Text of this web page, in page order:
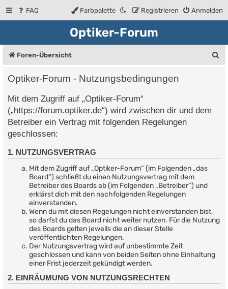
FAQ Anmelden
Registrieren
Farbpalette
Optiker-Forum
Foren-Übersicht
Optiker-Forum - Nutzungsbedingungen
Mit dem Zugriff auf „Optiker-Forum“
(„https://forum.optiker.de“) wird zwischen dir und dem
Betreiber ein Vertrag mit folgenden Regelungen
geschlossen:
1. NUTZUNGSVERTRAG
Mit dem Zugriff auf „Optiker-Forum“ (im Folgenden „das
Board“) schließt du einen Nutzungsvertrag mit dem
Betreiber des Boards ab (im Folgenden „Betreiber“) und
erklärst dich mit den nachfolgenden Regelungen
einverstanden.
Wenn du mit diesen Regelungen nicht einverstanden bist,
so darfst du das Board nicht weiter nutzen. Für die Nutzung
des Boards gelten jeweils die an dieser Stelle
veröffentlichten Regelungen.
Der Nutzungsvertrag wird auf unbestimmte Zeit
geschlossen und kann von beiden Seiten ohne Einhaltung
einer Frist jederzeit gekündigt werden.
2. EINRÄUMUNG VON NUTZUNGSRECHTEN